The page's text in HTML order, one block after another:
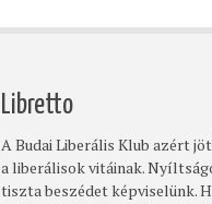
Libretto
A Budai Liberális Klub azért
a liberálisok vitáinak.
tiszta beszédet képviselünk.